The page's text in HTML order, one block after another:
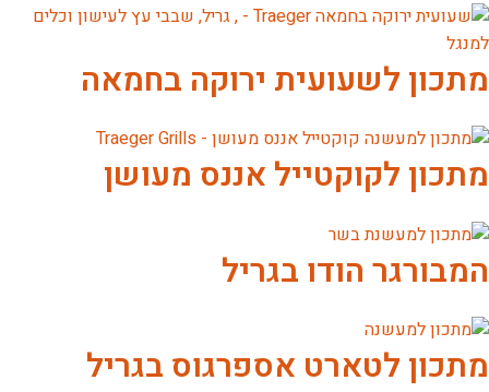
מתכון לשעועית ירוקה בחמאה
מתכון לקוקטייל אננס מעושן
המבורגר הודו בגריל
מתכון לטארט אספרגוס בגריל